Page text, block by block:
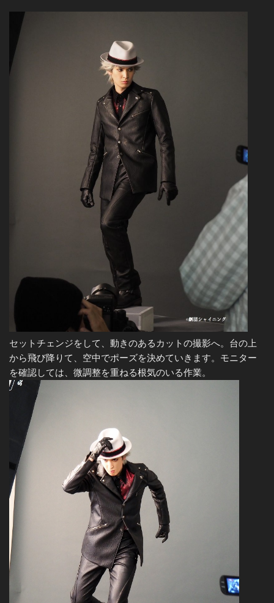
セットチェンジをして、動きのあるカットの撮影へ。台の上
から飛び降りて、空中でポーズを決めていきます。モニター
を確認しては、微調整を重ねる根気のいる作業。